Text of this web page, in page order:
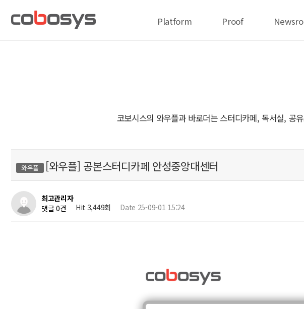
Platform Proof
코보시스의 와우플과 바로더는 스터디카페, 독서실, 공
와우플 [와우플] 공본스터디카페 안성중앙대센터
최고관리자
댓글 0건
Hit 3,449회 Date 25-09-01 15:24